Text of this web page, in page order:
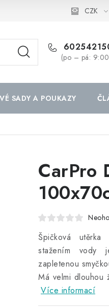
CZK
(po – pá:
SADY A POUKAZY
CarPro
Špičková
stažením vody
zapletenou
Má velmi dlouhou
Více informací